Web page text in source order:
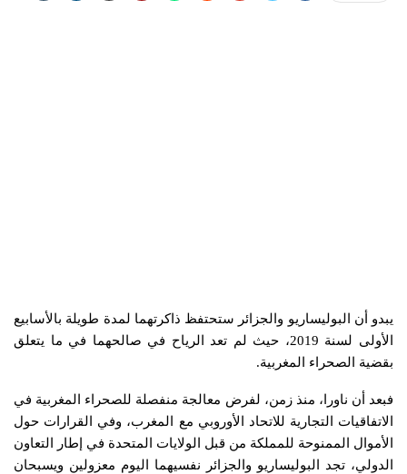
يبدو أن البوليساريو والجزائر ستحتفظ ذاكرتهما لمدة طويلة بالأسابيع
الأولى لسنة 2019، حيث لم تعد الرياح في صالحهما في ما يتعلق
بقضية الصحراء المغربية.
فبعد أن ناورا، منذ زمن، لفرض معالجة منفصلة للصحراء المغربية في
الاتفاقيات التجارية للاتحاد الأوروبي مع المغرب، وفي القرارات حول
الأموال الممنوحة للمملكة من قبل الولايات المتحدة في إطار التعاون
الدولي، تجد البوليساريو والجزائر نفسيهما اليوم معزولين ويسبحان